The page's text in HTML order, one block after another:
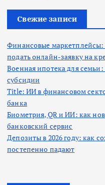
Свежие записи
Финансовые
подать онлайн-заявку на
Военная ипотека для
субсидии
Title: ИИ в финансовом
банка
Биометрия, QR и ИИ: как
банковский сервис
Депозиты в 2026 году: как
постепенно падают